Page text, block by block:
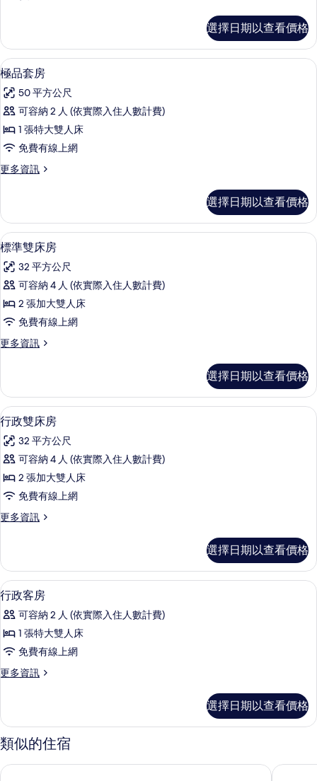
有
相
片
客
房
的
情
選擇日期以查看價格
顯
示
極
品
套
房
的
有
相
片
極品套房 | 迷你吧、客房內保險箱、
7
極品套房
50 平方公尺
可容納 2 人 (依實際入住人數計費)
1 張特大雙人床
免費有線上網
更多資訊
更
套
房
的
情
選擇日期以查看價格
顯
示
標
準
雙
床
房
所
有
相
片
迷你吧、客房內保險箱、書桌、筆電
7
標準雙床房
32 平方公尺
可容納 4 人 (依實際入住人數計費)
2 張加大雙人床
免費有線上網
更多資訊
更
雙
床
房
的
詳
情
選擇日期以查看價格
顯
示
行
政
雙
床
房
所
有
相
片
迷你吧、客房內保險箱、書桌、筆電
6
行政雙床房
32 平方公尺
可容納 4 人 (依實際入住人數計費)
2 張加大雙人床
免費有線上網
更多資訊
更
雙
床
房
的
詳
情
選擇日期以查看價格
顯
示
行
政
客
房
所
有
相
片
行政客房 | 迷你吧、客房內保險箱、
4
行政客房
可容納 2 人 (依實際入住人數計費)
1 張特大雙人床
免費有線上網
更多資訊
更
客
房
的
情
選擇日期以查看價格
類似的住宿
雪梨雷吉斯中央飯店 烏提莫